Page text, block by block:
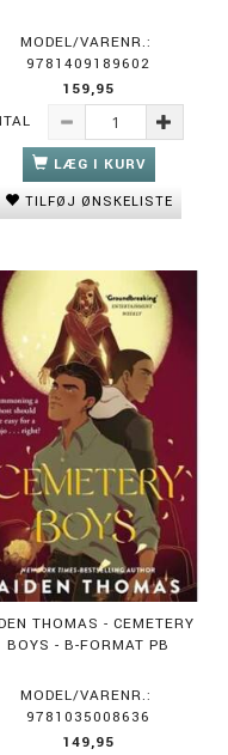
MODEL/VARENR.:
9781409189602
159,95
LÆG I KURV
TILFØJ ØNSKELISTE
THOMAS - CEMETERY
BOYS - B-FORMAT PB
MODEL/VARENR.:
9781035008636
149,95